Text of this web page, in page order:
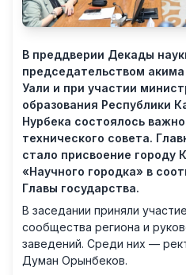
В преддверии Декады
председательством
Уали и при участии
образования Республики
Нурбека состоялось
технического совета.
стало присвоение городу
«Научного городка» в
Главы государства.
В заседании приняли
сообщества региона и
заведений. Среди них —
Думан Орынбеков.